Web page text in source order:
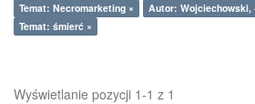
Temat: Necromarketing ×
Autor: Wojciechowski,
Temat: śmierć ×
Wyświetlanie pozycji 1-1 z 1